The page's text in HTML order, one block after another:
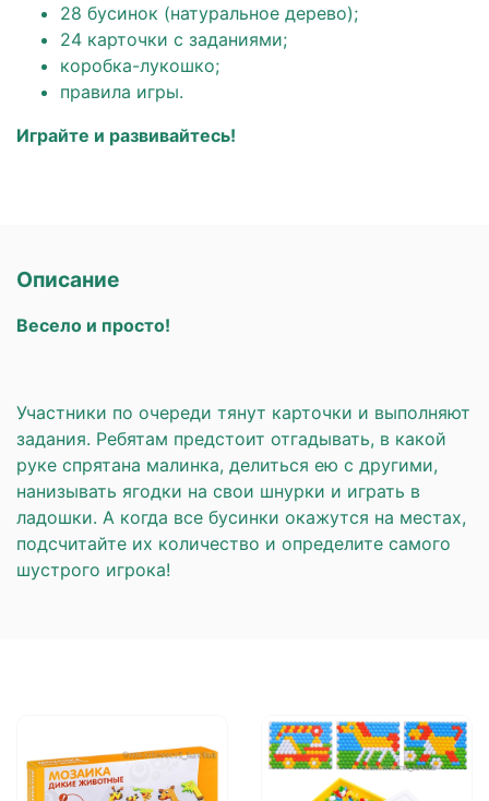
28 бусинок (натуральное дерево);
24 карточки с заданиями;
коробка-лукошко;
правила игры.
Играйте и развивайтесь!
Описание
Весело и просто!
Участники по очереди тянут карточки и выполняют
задания. Ребятам предстоит отгадывать, в какой
руке спрятана малинка, делиться ею с другими,
нанизывать ягодки на свои шнурки и играть в
ладошки. А когда все бусинки окажутся на местах,
подсчитайте их количество и определите самого
шустрого игрока!